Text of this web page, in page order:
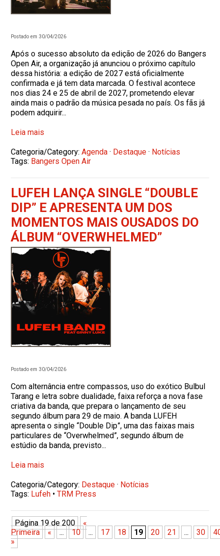
Postado em 30/04/2026
Após o sucesso absoluto da edição de 2026 do Bangers
Open Air, a organização já anunciou o próximo capítulo
dessa história: a edição de 2027 está oficialmente
confirmada e já tem data marcada. O festival acontece
nos dias 24 e 25 de abril de 2027, prometendo elevar
ainda mais o padrão da música pesada no país. Os fãs já
podem adquirir...
Leia mais
Categoria/Category:Agenda · Destaque · Notícias
Tags: Bangers Open Air
LUFEH LANÇA SINGLE “DOUBLE
DIP” E APRESENTA UM DOS
MOMENTOS MAIS OUSADOS DO
ÁLBUM “OVERWHELMED”
Postado em 30/04/2026
Com alternância entre compassos, uso do exótico Bulbul
Tarang e letra sobre dualidade, faixa reforça a nova fase
criativa da banda, que prepara o lançamento de seu
segundo álbum para 29 de maio. A banda LUFEH
apresenta o single “Double Dip”, uma das faixas mais
particulares de “Overwhelmed”, segundo álbum de
estúdio da banda, previsto...
Leia mais
Categoria/Category: Destaque · Notícias
Tags: Lufeh •TRM Press
Página 19 de 200
«
Primeira
« ... 10 ... 17 18 19 20 21 ... 30
»